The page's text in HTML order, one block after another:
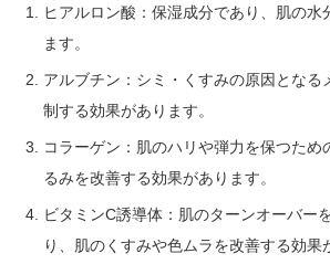
ヒアルロン酸：保湿成分であり、肌の水
ます。
アルブチン：シミ・くすみの原因となる
制する効果があります。
コラーゲン：肌のハリや弾力を保つため
るみを改善する効果があります。
ビタミンC誘導体：肌のターンオーバー
り、肌のくすみや色ムラを改善する効果